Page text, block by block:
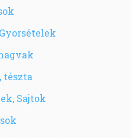
tészta
Sajtok